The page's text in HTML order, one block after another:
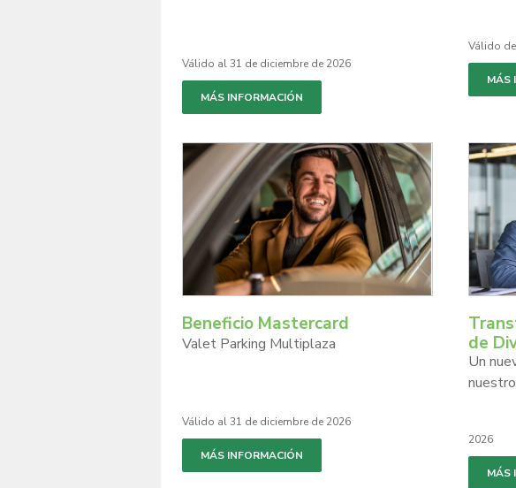
Válido al 31 de diciembre de 2026
MÁS INFORMACIÓN
Válido
MÁS
Beneficio Mastercard
Valet Parking Multiplaza
Válido al 31 de diciembre de 2026
MÁS INFORMACIÓN
de
Un
2026
MÁS